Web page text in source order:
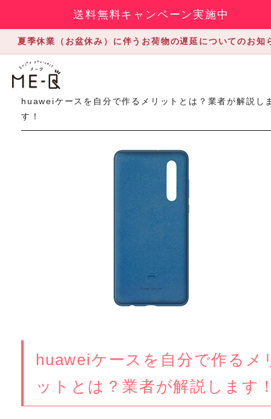
送料無料キャンペーン実施中
夏季休業（お盆休み）に伴うお荷物の遅延についてのお知
2020.1.31
huaweiケースを自分で作るメリットとは？業者が解説し
す！
huaweiケースを自分で作るメ
ットとは？業者が解説します